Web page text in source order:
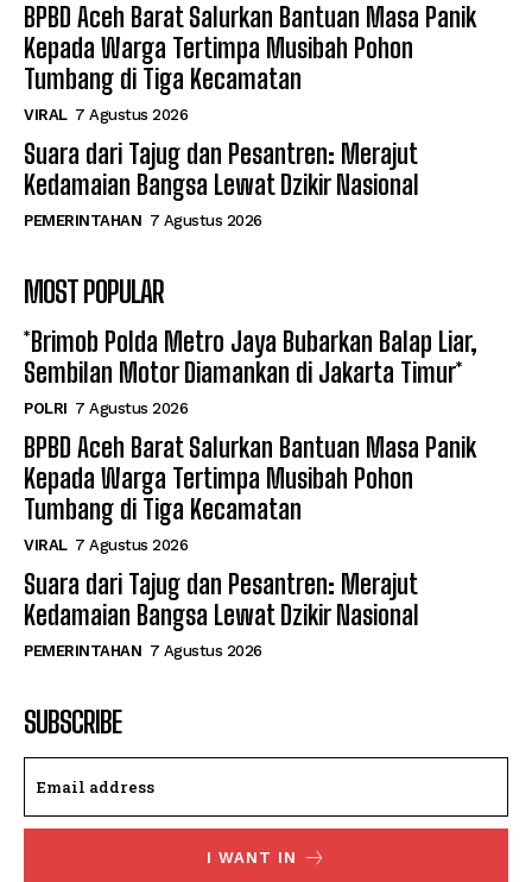
BPBD Aceh Barat Salurkan Bantuan Masa Panik
Kepada Warga Tertimpa Musibah Pohon
Tumbang di Tiga Kecamatan
VIRAL 7 Agustus 2026
Suara dari Tajug dan Pesantren: Merajut
Kedamaian Bangsa Lewat Dzikir Nasional
PEMERINTAHAN 7 Agustus 2026
MOST POPULAR
*Brimob Polda Metro Jaya Bubarkan Balap Liar,
Sembilan Motor Diamankan di Jakarta Timur*
POLRI 7 Agustus 2026
BPBD Aceh Barat Salurkan Bantuan Masa Panik
Kepada Warga Tertimpa Musibah Pohon
Tumbang di Tiga Kecamatan
VIRAL 7 Agustus 2026
Suara dari Tajug dan Pesantren: Merajut
Kedamaian Bangsa Lewat Dzikir Nasional
PEMERINTAHAN 7 Agustus 2026
SUBSCRIBE
I WANT IN